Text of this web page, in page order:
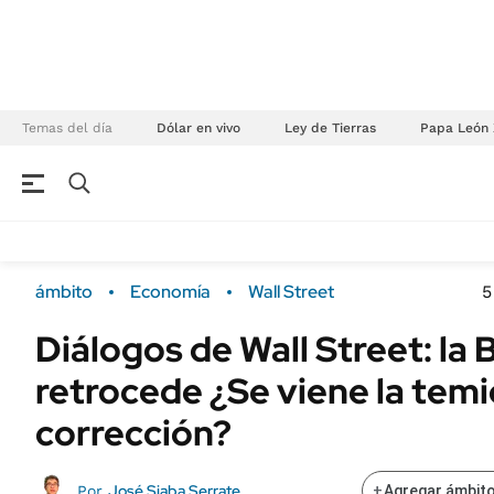
Temas del día Dólar en vivo Ley de Tierras Papa León
Campo
FINANZAS
Dólar
Sustentabilidad
Seguros
ámbito Economía Wall Street
Diálogos de Wall Street: la
retrocede ¿Se viene la
corrección?